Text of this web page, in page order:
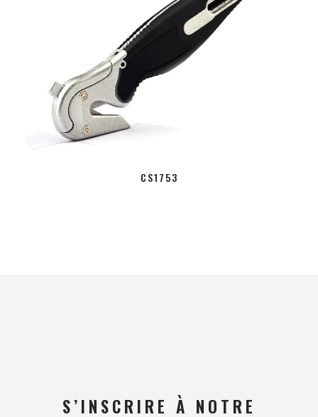
CS1753
S’INSCRIRE À NOTRE